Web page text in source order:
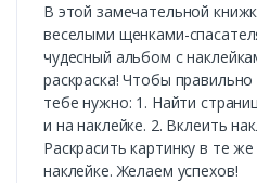
В этой замечательной
веселыми щенками-
чудесный альбом с
раскраска! Чтобы правильно
тебе нужно: 1. Найти
и на наклейке. 2. Вклеить
Раскрасить картинку в те
наклейке. Желаем успехов!